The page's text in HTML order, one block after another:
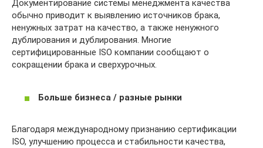
Документирование системы менеджмента качества
обычно приводит к выявлению источников брака,
ненужных затрат на качество, а также ненужного
дублирования и дублирования. Многие
сертифицированные ISO компании сообщают о
сокращении брака и сверхурочных.
Больше бизнеса / разные рынки
Благодаря международному признанию сертификации
ISO, улучшению процесса и стабильности качества,